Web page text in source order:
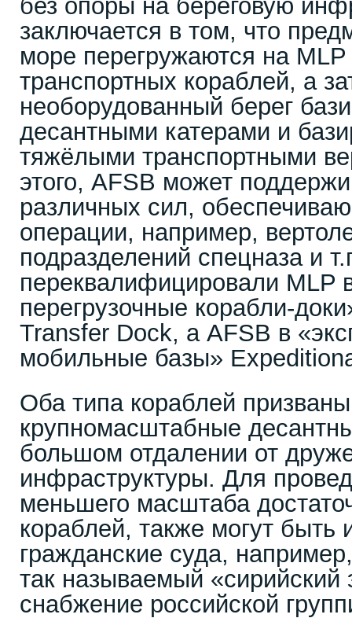
без опоры на береговую
заключается в том, что
море перегружаются на
транспортных кораблей, а
необорудованный берег
десантными катерами и
тяжёлыми транспортными
этого, AFSB может
различных сил,
операции, например,
подразделений спецназа и
переквалифицировали MLP
перегрузочные корабли-
Transfer Dock, а AFSB в
мобильные базы»
Оба типа кораблей
крупномасштабные
большом отдалении от
инфраструктуры. Для
меньшего масштаба
кораблей, также могут быть
гражданские суда,
так называемый «сирийский
снабжение российской